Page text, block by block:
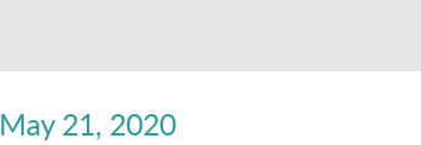
May 21, 2020